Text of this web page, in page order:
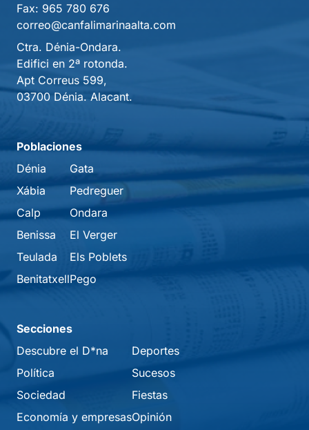
Fax: 965 780 676
correo@canfalimarinaalta.com
Ctra. Dénia-Ondara.
Edifici en 2ª rotonda.
Apt Correus 599,
03700 Dénia. Alacant.
Poblaciones
Dénia
Xábia
Calp
Benissa
Teulada
Benitatxell
Gata
Pedreguer
Ondara
El Verger
Els Poblets
Pego
Secciones
Descubre el D*na
Política
Sociedad
Economía y empresas
Deportes
Sucesos
Fiestas
Opinión